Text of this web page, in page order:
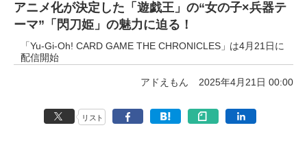
アニメ化が決定した「遊戯王」の“女の子×兵器テ
ーマ”「閃刀姫」の魅力に迫る！
「Yu-Gi-Oh! CARD GAME THE CHRONICLES」は4月21日に
配信開始
アドえもん 2025年4月21日 00:00
リスト